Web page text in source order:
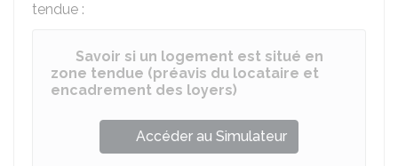
tendue :
Savoir si un logement est situé en
zone tendue (préavis du locataire et
encadrement des loyers)
Accéder au Simulateur